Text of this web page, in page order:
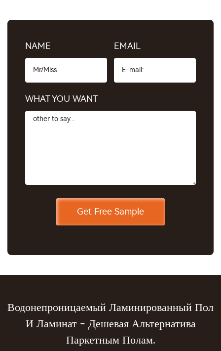
NAME EMAIL
WHAT YOU WANT
Водонепроницаемый Ламинированный Пол
И Ламинат - Дешевая Альтернатива
Паркетным Полам.